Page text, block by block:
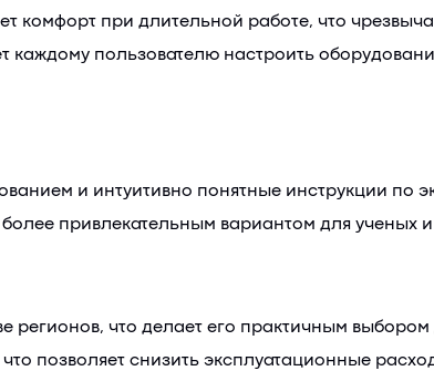
комфорт при длительной работе, что
каждому пользователю настроить
и интуитивно понятные инструкции по
привлекательным вариантом для ученых и
регионов, что делает его практичным
позволяет снизить эксплуатационные